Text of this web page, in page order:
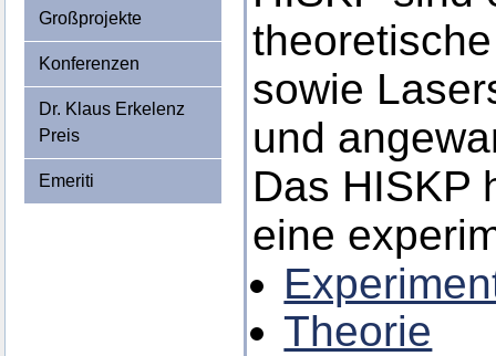
Großprojekte
Konferenzen
Dr. Klaus Erkelenz
Preis
Emeriti
sowie
und
Das HISKP
eine
Theorie